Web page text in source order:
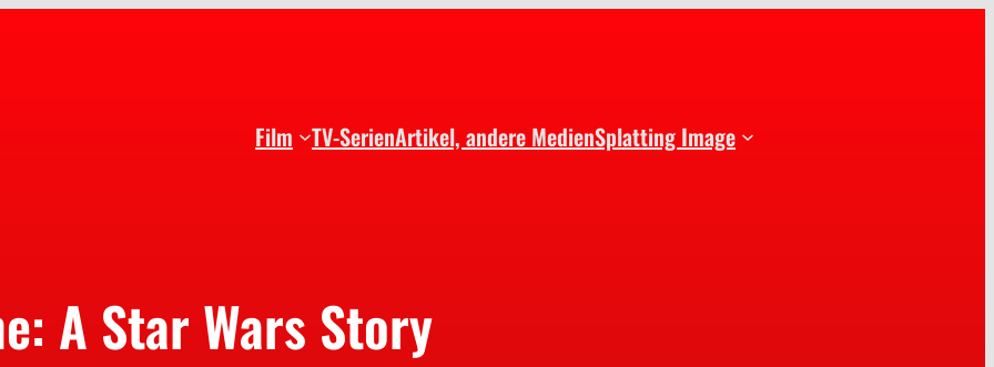
Film TV-SerienArtikel, andere MedienSplatting Image
A Star Wars Story